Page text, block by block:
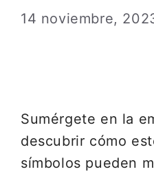
14 noviembre,
Sumérgete en la
descubrir cómo
símbolos pueden